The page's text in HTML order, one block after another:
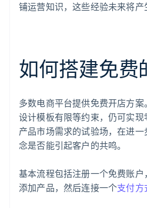
铺运营知识，这些经验未来将产
如何搭建免费
多数电商平台提供免费开店方
设计模板有限等约束，仍可实
产品市场需求的试验场，在进
念是否能引起客户的共鸣。
基本流程包括注册一个免费账户
添加产品，然后连接一个支付方